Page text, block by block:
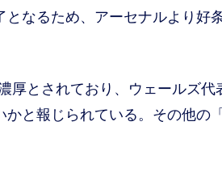
なるため、アーセナルより好
厚とされており、ウェールズ代
と報じられている。その他の